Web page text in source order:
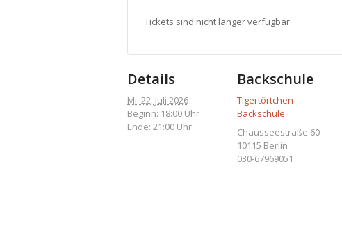
Tickets sind nicht länger verfügbar
Details
Mi. 22. Juli 2026
Beginn: 18:00 Uhr
Ende: 21:00 Uhr
Backschule
Tigertörtchen
Backschule
Chausseestraße 60
10115 Berlin
030-67969051